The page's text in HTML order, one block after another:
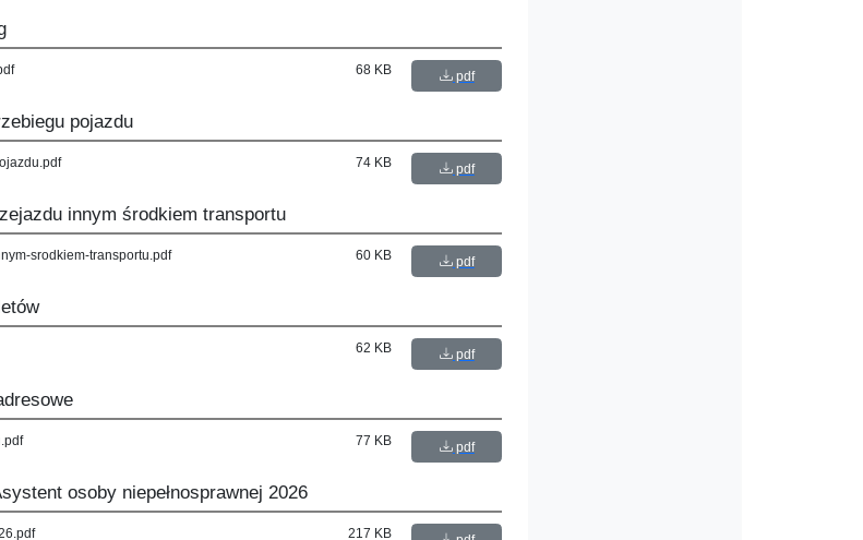
68 KB pdf
pojazdu
74 KB pdf
innym środkiem transportu
srodkiem-transportu.pdf 60 KB pdf
62 KB pdf
77 KB pdf
osoby niepełnosprawnej 2026
217 KB